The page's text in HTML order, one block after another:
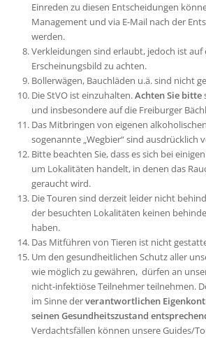
Einreden zu diesen Entscheidungen
Management und via E-Mail nach der
werden.
Verkleidungen sind erlaubt, jedoch ist auf
Erscheinungsbild zu achten.
Bollerwägen, Bauchläden u.ä. sind nicht
Die StVO ist einzuhalten.Achten Sie bitte
und insbesondere auf die Freiburger
Das Mitbringen von eigenen
sogenannte „Wegbier“ sind ausdrücklich
Bitte beachten Sie, dass es sich bei
um Lokalitäten handelt, in denen das
geraucht wird.
Die Touren sind derzeit leider nicht
der besuchten Lokalitäten keinen
haben.
Das Mitführen von Tieren ist nicht
Um den gesundheitlichen Schutz aller
wie möglich zu gewähren, dürfen an
nicht-infektiöse Teilnehmer teilnehmen.
im Sinne derverantwortlichen
seinen Gesundheitszustand
Verdachtsfällen können unsere Guides/